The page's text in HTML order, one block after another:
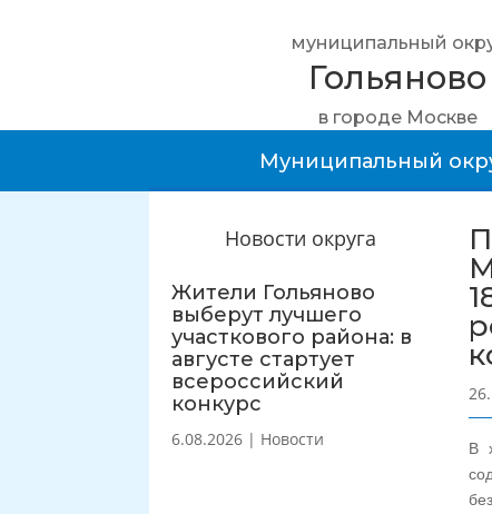
муниципальный
Гольяново
в городе Москве
Муниципальный
Новости округа
Жители Гольяново
выберут лучшего
участкового района: в
августе стартует
всероссийский
конкурс
6.08.2026 | Новости
В